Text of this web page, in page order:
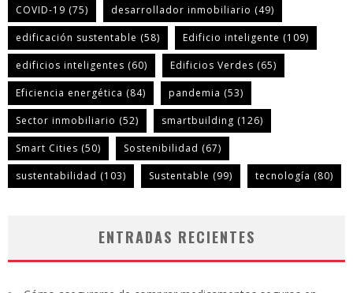
COVID-19 (75) desarrollador inmobiliario (49)
edificación sustentable (58) Edificio inteligente (109)
edificios inteligentes (60) Edificios Verdes (65)
Eficiencia energética (84) pandemia (53)
Sector inmobiliario (52) smartbuilding (126)
Smart Cities (50) Sostenibilidad (67)
sustentabilidad (103) Sustentable (99) tecnología (80)
ENTRADAS RECIENTES